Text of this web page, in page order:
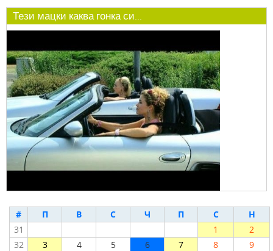
Тези мацки каква гонка си...
# П В С Ч П С
Н
31
1
2
32
3 4 5 6 7 8
9